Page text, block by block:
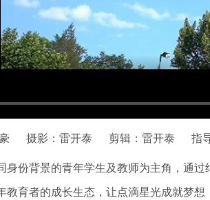
摄影：雷开泰 剪辑：雷开泰 指
身份背景的青年学生及教师为主角，通
教育者的成长生态，让点滴星光成就梦